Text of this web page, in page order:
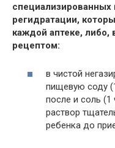
регидратации,
каждой аптеке,
рецептом:
в чистой
пищевую соду
после и соль (1
раствор
ребенка до